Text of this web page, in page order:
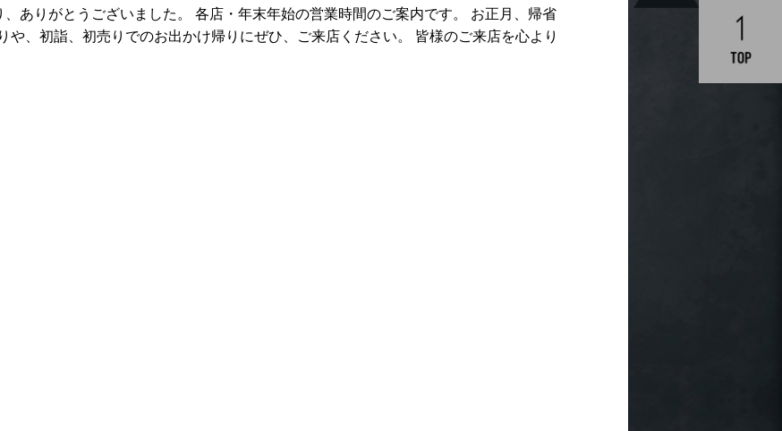
ありがとうございました。 各店・年末年始の営業時間のご案内です。 お正月、帰省
や、初詣、初売りでのお出かけ帰りにぜひ、ご来店ください。 皆様のご来店を心より